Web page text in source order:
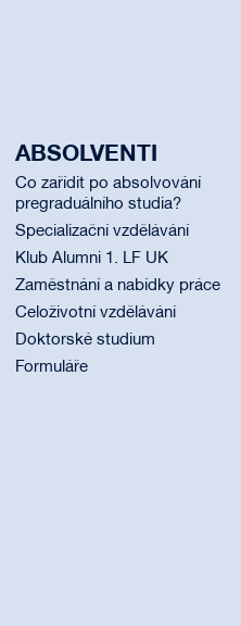
ABSOLVENTI
Co zařídit po absolvování
pregraduálního studia?
Specializační vzdělávání
Klub Alumni 1. LF UK
Zaměstnání a nabídky práce
Celoživotní vzdělávání
Doktorské studium
Formuláře